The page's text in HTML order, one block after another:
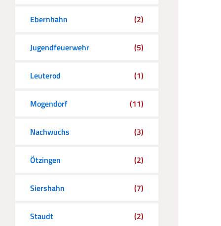
Ebernhahn (2)
Jugendfeuerwehr (5)
Leuterod (1)
Mogendorf (11)
Nachwuchs (3)
Ötzingen (2)
Siershahn (7)
Staudt (2)